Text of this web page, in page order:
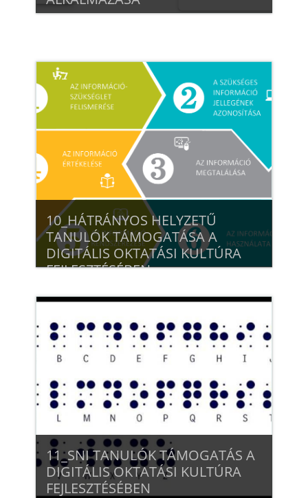
10_HÁTRÁNYOS HELYZETŰ
TANULÓK TÁMOGATÁSA A
DIGITÁLIS OKTATÁSI KULTÚRA
FEJLESZTÉSÉBEN
Beiratkozás
11_SNI TANULÓK TÁMOGATÁS A
DIGITÁLIS OKTATÁSI KULTÚRA
FEJLESZTÉSÉBEN